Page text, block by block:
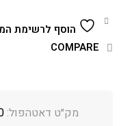
הוסף לרשימת
COMPARE
מק״ט דאטהפול: